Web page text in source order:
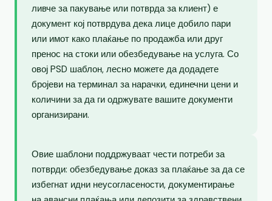
ливче за пакување или потврда за клиент) е
документ кој потврдува дека лице добило пари
или имот како плаќање по продажба или друг
пренос на стоки или обезбедување на услуга. Со
овој PSD шаблон, лесно можете да додадете
бројеви на терминал за нарачки, единечни цени и
количини за да ги одржувате вашите документи
организирани.
Овие шаблони поддржуваат чести потреби за
потврди: обезбедување доказ за плаќање за да се
избегнат идни неусогласености, документирање